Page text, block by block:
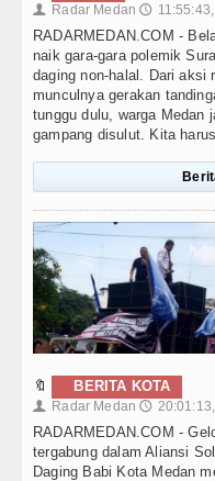
👤 Radar Medan 🕔
RADARMEDAN.COM -
naik gara-gara polemik
daging non-halal. Dari aksi
munculnya gerakan
tunggu dulu, warga Medan
gampang disulut. Kita harus
🔖 BERITA KOTA
👤 Radar Medan 🕔
RADARMEDAN.COM -
tergabung dalam Aliansi
Daging Babi Kota Medan